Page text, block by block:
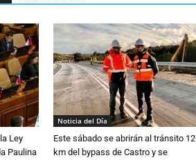
Ley
Paulina
Noticia del Día
Este sábado se abrirán al tránsito 12
km del bypass de Castro y se